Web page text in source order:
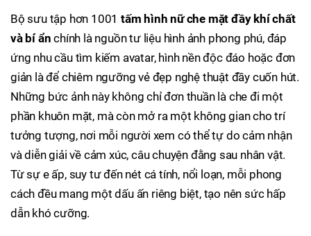
Bộ sưu tập hơn 1001 tấm hình nữ che mặt đầy khí chất
và bí ẩn chính là nguồn tư liệu hình ảnh phong phú, đáp
ứng nhu cầu tìm kiếm avatar, hình nền độc đáo hoặc đơn
giản là để chiêm ngưỡng vẻ đẹp nghệ thuật đầy cuốn hút.
Những bức ảnh này không chỉ đơn thuần là che đi một
phần khuôn mặt, mà còn mở ra một không gian cho trí
tưởng tượng, nơi mỗi người xem có thể tự do cảm nhận
và diễn giải về cảm xúc, câu chuyện đằng sau nhân vật.
Từ sự e ấp, suy tư đến nét cá tính, nổi loạn, mỗi phong
cách đều mang một dấu ấn riêng biệt, tạo nên sức hấp
dẫn khó cưỡng.